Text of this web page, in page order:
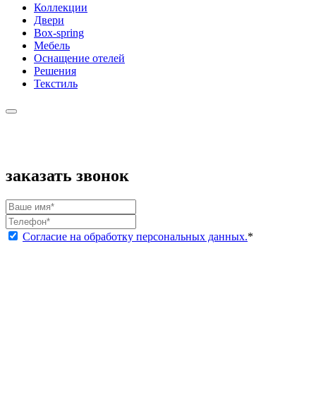
Коллекции
Двери
Box-spring
Мебель
Оснащение отелей
Решения
Текстиль
заказать звонок
Согласие на обработку персональных данных.*